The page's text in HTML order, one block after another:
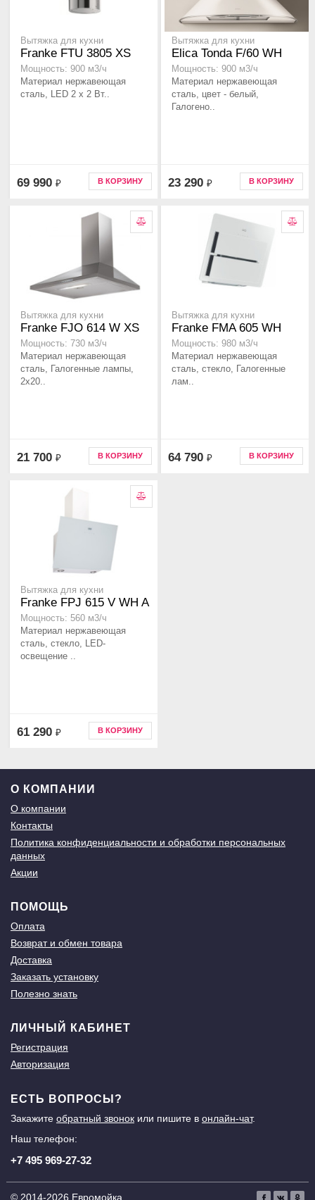
Вытяжка для кухни
Franke FTU 3805 XS
Мощность: 900 м3/ч
Материал нержавеющая
сталь, LED 2 x 2 Вт..
69 990 ₽ В КОРЗИНУ
Вытяжка для кухни
Elica Tonda F/60 WH
Мощность: 900 м3/ч
Материал нержавеющая
сталь, цвет - белый,
Галогено..
23 290 ₽ В КОРЗИНУ
Вытяжка для кухни
Franke FJO 614 W XS
Мощность: 730 м3/ч
Материал нержавеющая
сталь, Галогенные лампы,
2x20..
21 700 ₽ В КОРЗИНУ
Вытяжка для кухни
Franke FMA 605 WH
Мощность: 980 м3/ч
Материал нержавеющая
сталь, стекло, Галогенные
лам..
64 790 ₽ В КОРЗИНУ
Вытяжка для кухни
Franke FPJ 615 V WH A
Мощность: 560 м3/ч
Материал нержавеющая
сталь, стекло, LED-
освещение ..
61 290 ₽ В КОРЗИНУ
О КОМПАНИИ
О компании
Контакты
Политика конфиденциальности и обработки персональных
данных
Акции
ПОМОЩЬ
Оплата
Возврат и обмен товара
Доставка
Заказать установку
Полезно знать
ЛИЧНЫЙ КАБИНЕТ
Регистрация
Авторизация
ЕСТЬ ВОПРОСЫ?
Закажите обратный звонок или пишите в онлайн-чат.
Наш телефон:
+7 495 969-27-32
© 2014-2026 Евромойка